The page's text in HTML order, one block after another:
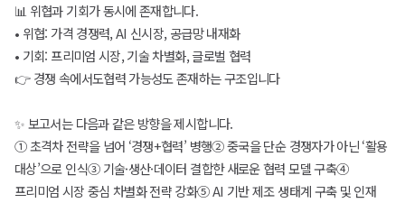
📊 위협과 기회가 동시에 존재합니다.
• 위협: 가격 경쟁력, AI 신시장, 공급망 내재화
• 기회: 프리미엄 시장, 기술 차별화, 글로벌 협력
👉 경쟁 속에서도협력 가능성도 존재하는 구조입니다
✨ 보고서는 다음과 같은 방향을 제시합니다.
① 초격차 전략을 넘어 ‘경쟁+협력’ 병행② 중국을 단순 경쟁자가 아닌 ‘활용
대상’으로 인식③ 기술·생산·데이터 결합한 새로운 협력 모델 구축④
프리미엄 시장 중심 차별화 전략 강화⑤ AI 기반 제조 생태계 구축 및 인재